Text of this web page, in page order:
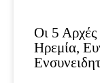
Οι 5 Αρχές
Ηρεμία,